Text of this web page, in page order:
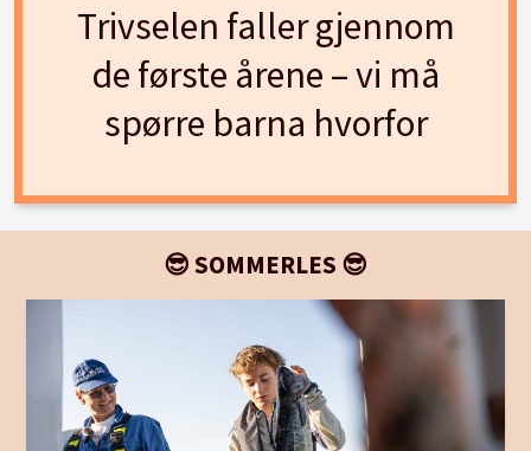
Trivselen faller gjennom
de første årene – vi må
spørre barna hvorfor
😎 SOMMERLES 😎